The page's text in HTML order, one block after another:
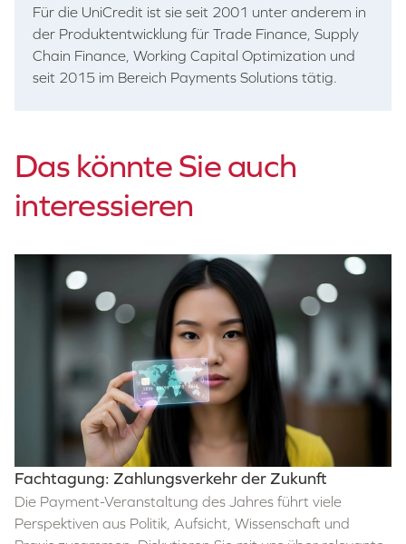
Für die UniCredit ist sie seit 2001 unter anderem in
der Produktentwicklung für Trade Finance, Supply
Chain Finance, Working Capital Optimization und
seit 2015 im Bereich Payments Solutions tätig.
Das könnte Sie auch
interessieren
Fachtagung: Zahlungsverkehr der Zukunft
Die Payment-Veranstaltung des Jahres führt viele
Perspektiven aus Politik, Aufsicht, Wissenschaft und